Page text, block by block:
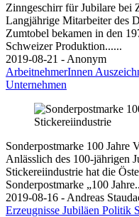
Zinngeschirr für Jubilare bei
Langjährige Mitarbeiter des
Zumtobel bekamen in den
Schweizer Produktion......
2019-08-21 - Anonym
ArbeitnehmerInnen
Unternehmen
Sonderpostmarke 100 Jahre
Anlässlich des 100-jährigen
Stickereiindustrie hat die
Sonderpostmarke „100
2019-08-16 - Andreas
Erzeugnisse Jubiläen Politik